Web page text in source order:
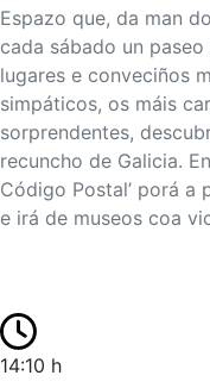
Espazo que, da man
cada sábado un
lugares e conveciños
simpáticos, os máis
sorprendentes,
recuncho de Galicia.
Código Postal’ porá a
e irá de museos coa
14:10 h